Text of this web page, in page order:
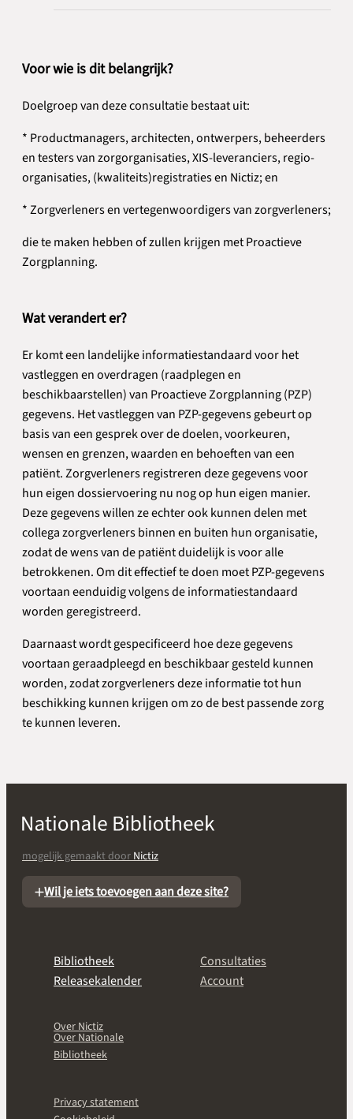
Voor wie is dit belangrijk?
Doelgroep van deze consultatie bestaat uit:
* Productmanagers, architecten, ontwerpers, beheerders
en testers van zorgorganisaties, XIS-leveranciers, regio-
organisaties, (kwaliteits)registraties en Nictiz; en
* Zorgverleners en vertegenwoordigers van zorgverleners;
die te maken hebben of zullen krijgen met Proactieve
Zorgplanning.
Wat verandert er?
Er komt een landelijke informatiestandaard voor het
vastleggen en overdragen (raadplegen en
beschikbaarstellen) van Proactieve Zorgplanning (PZP)
gegevens. Het vastleggen van PZP-gegevens gebeurt op
basis van een gesprek over de doelen, voorkeuren,
wensen en grenzen, waarden en behoeften van een
patiënt. Zorgverleners registreren deze gegevens voor
hun eigen dossiervoering nu nog op hun eigen manier.
Deze gegevens willen ze echter ook kunnen delen met
collega zorgverleners binnen en buiten hun organisatie,
zodat de wens van de patiënt duidelijk is voor alle
betrokkenen. Om dit effectief te doen moet PZP-gegevens
voortaan eenduidig volgens de informatiestandaard
worden geregistreerd.
Daarnaast wordt gespecificeerd hoe deze gegevens
voortaan geraadpleegd en beschikbaar gesteld kunnen
worden, zodat zorgverleners deze informatie tot hun
beschikking kunnen krijgen om zo de best passende zorg
te kunnen leveren.
mogelijk gemaakt doorNictiz
Wil je iets toevoegen aan deze site?
Bibliotheek
Releasekalender
Consultaties
Account
Over Nictiz
Over Nationale
Bibliotheek
Privacy statement